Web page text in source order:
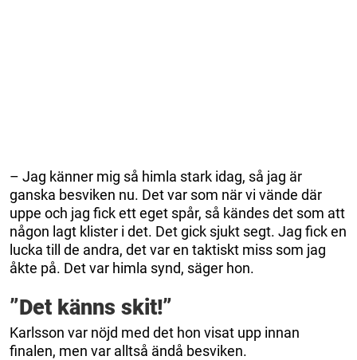
– Jag känner mig så himla stark idag, så jag är
ganska besviken nu. Det var som när vi vände där
uppe och jag fick ett eget spår, så kändes det som att
någon lagt klister i det. Det gick sjukt segt. Jag fick en
lucka till de andra, det var en taktiskt miss som jag
åkte på. Det var himla synd, säger hon.
”Det känns skit!”
Karlsson var nöjd med det hon visat upp innan
finalen, men var alltså ändå besviken.